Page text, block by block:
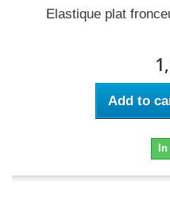
Elastique plat
Add to